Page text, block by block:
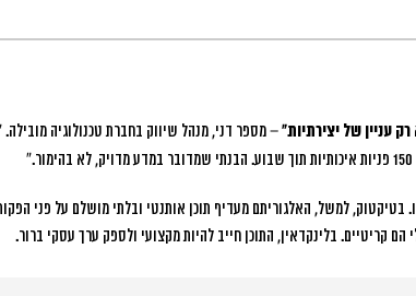
עניין של יצירתיות”– מספר דני, מנהל שיווק בחברת טכנולוגיה
בטיקטוק, למשל, האלגוריתם מעדיף תוכן אותנטי ובלתי מושלם על פני
קריטיים. בלינקדאין, התוכן חייב להיות מקצועי ולספק ערך עסקי ברור.